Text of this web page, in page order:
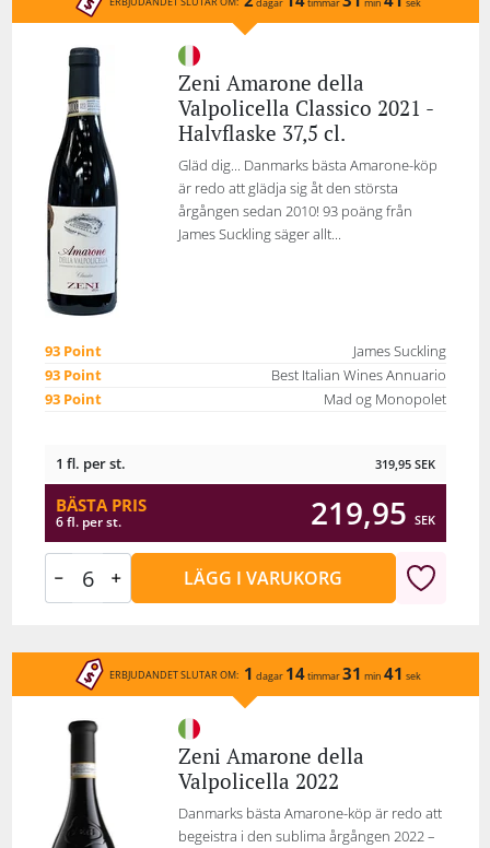
Zeni Amarone della
Valpolicella Classico 2021 -
Halvflaske 37,5 cl.
Gläd dig... Danmarks bästa Amarone-köp
är redo att glädja sig åt den största
årgången sedan 2010! 93 poäng från
James Suckling säger allt...
93 Point
James Suckling
93 Point
Best Italian Wines Annuario
93 Point
Mad og Monopolet
1 fl. per st. 319,95 SEK
BÄSTA PRIS
6 fl. per st. 219,95 SEK
LÄGG I VARUKORG
ERBJUDANDET SLUTAR OM: 1 dagar 14timmar31 min 41 sek
Zeni Amarone della
Valpolicella 2022
Danmarks bästa Amarone-köp är redo att
begeistra i den sublima årgången 2022 –